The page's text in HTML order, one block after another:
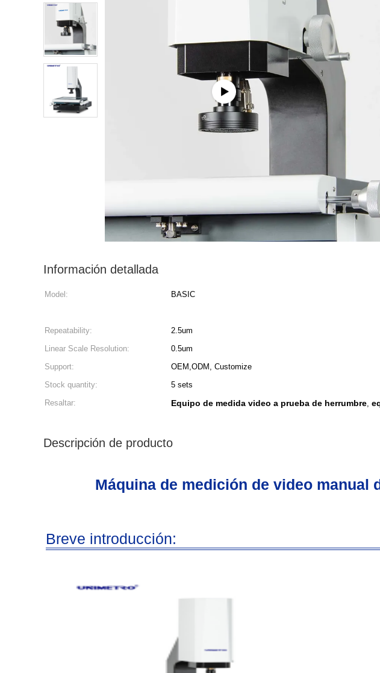
Información detallada
Model: BASIC
Repeatability:
2.5um
Linear Scale Resolution:
0.5um
Support:
OEM,ODM, Customize
Stock quantity:
5 sets
Resaltar:
Equipo de medida video a prueba de herrumbre,
Descripción de producto
Máquina de medición de video manual
Breve introducción: